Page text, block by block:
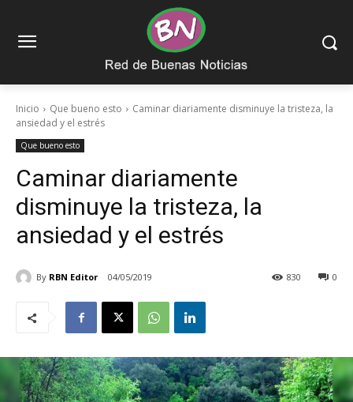
Inicio Que bueno esto
Caminar diariamente disminuye la tristeza, la
ansiedad y el estrés
Que bueno esto
Caminar diariamente
disminuye la tristeza, la
ansiedad y el estrés
By RBN Editor 04/05/2019 0
830